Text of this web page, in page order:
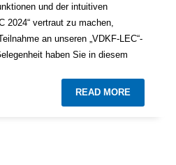
und der intuitiven
2024“ vertraut zu machen,
an unseren „VDKF-LEC“-
haben Sie in diesem
READ MORE